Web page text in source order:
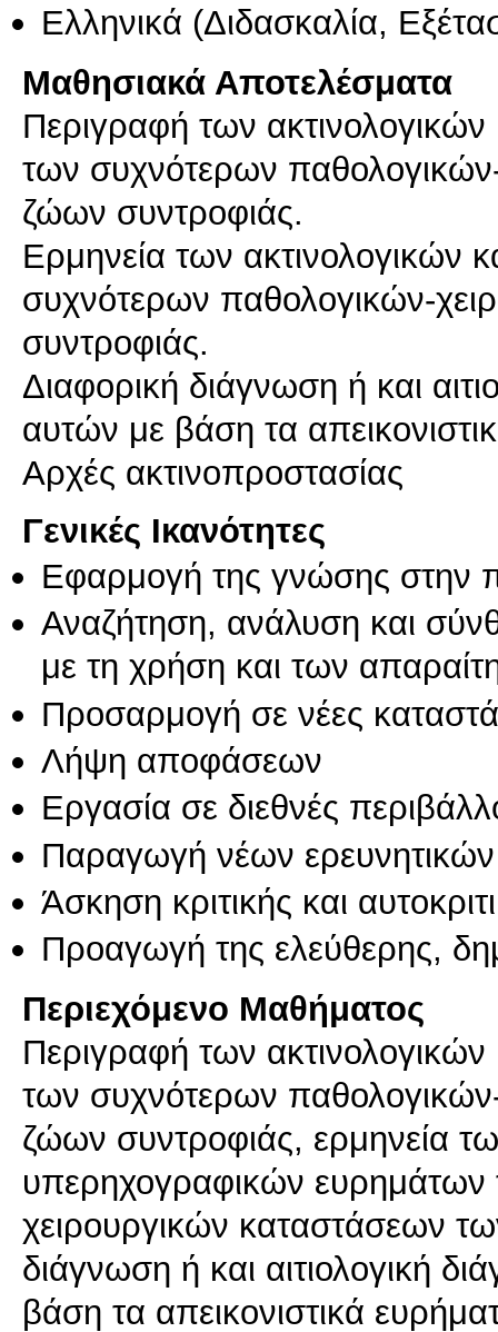
Ελληνικά (Διδασκαλία,
Μαθησιακά Αποτελέσματα
Περιγραφή των
των συχνότερων
ζώων συντροφιάς.
Eρμηνεία των
συχνότερων παθολογικών-
συντροφιάς.
Διαφορική διάγνωση ή και
αυτών με βάση τα
Αρχές ακτινοπροστασίας
Γενικές Ικανότητες
Εφαρμογή της γνώσης στην
Αναζήτηση, ανάλυση και
με τη χρήση και των
Προσαρμογή σε νέες
Λήψη αποφάσεων
Εργασία σε διεθνές
Παραγωγή νέων
Άσκηση κριτικής και
Προαγωγή της ελεύθερης,
Περιεχόμενο Μαθήματος
Περιγραφή των
των συχνότερων
ζώων συντροφιάς, ερμηνεία
υπερηχογραφικών
χειρουργικών καταστάσεων
διάγνωση ή και αιτιολογική
βάση τα απεικονιστικά